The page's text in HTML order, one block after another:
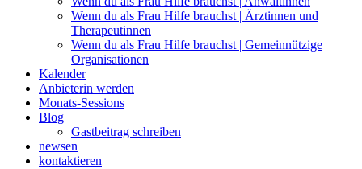
Wenn du als Frau Hilfe brauchst | Ärztinnen und
Therapeutinnen
Wenn du als Frau Hilfe brauchst | Gemeinnützige
Organisationen
Kalender
Anbieterin werden
Monats-Sessions
Blog
Gastbeitrag schreiben
newsen
kontaktieren